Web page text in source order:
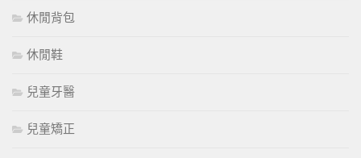
休閒背包
休閒鞋
兒童牙醫
兒童矯正